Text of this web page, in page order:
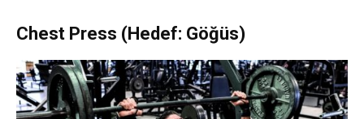
Chest Press (Hedef: Göğüs)